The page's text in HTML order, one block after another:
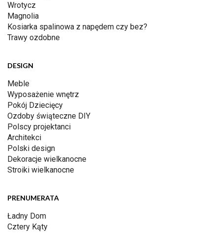
Wrotycz
Magnolia
Kosiarka spalinowa z napędem czy bez?
Trawy ozdobne
DESIGN
Meble
Wyposażenie wnętrz
Pokój Dziecięcy
Ozdoby świąteczne DIY
Polscy projektanci
Architekci
Polski design
Dekoracje wielkanocne
Stroiki wielkanocne
PRENUMERATA
Ładny Dom
Cztery Kąty